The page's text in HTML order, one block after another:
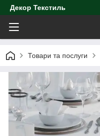
Декор Текстиль
Товари та послуги